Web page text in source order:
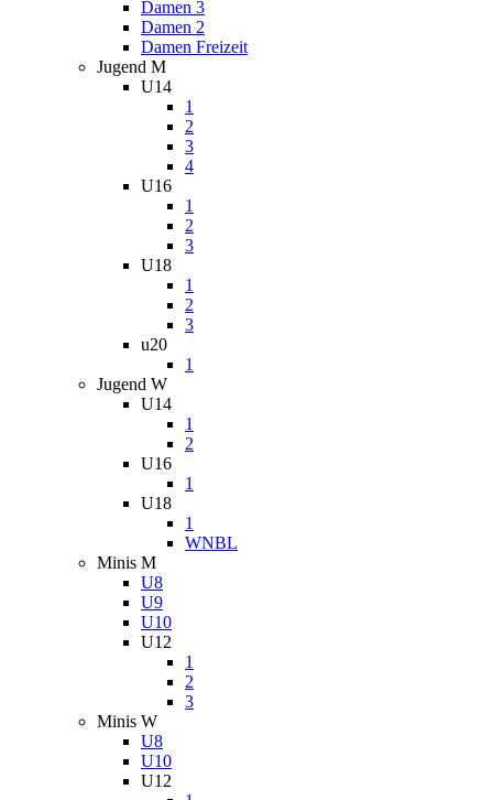
Damen 3
Damen 2
Damen Freizeit
Jugend M
U14
1
2
3
4
U16
1
2
3
U18
1
2
3
u20
1
Jugend W
U14
1
2
U16
1
U18
1
WNBL
Minis M
U8
U9
U10
U12
1
2
3
Minis W
U8
U10
U12